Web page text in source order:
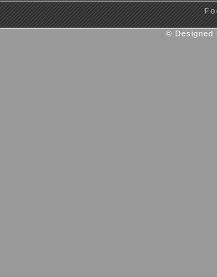
© Designed